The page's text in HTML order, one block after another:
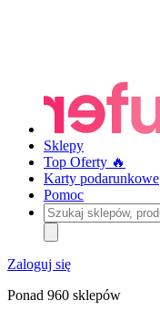
Sklepy
Top Oferty 🔥
Karty podarunkowe
Pomoc
Szukaj
sklepów,
produktów
i
kategorii
Zaloguj się
Ponad 960 sklepów